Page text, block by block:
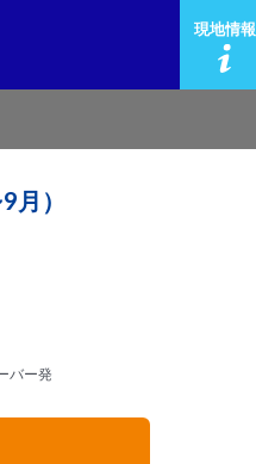
現地情報
）
バー発